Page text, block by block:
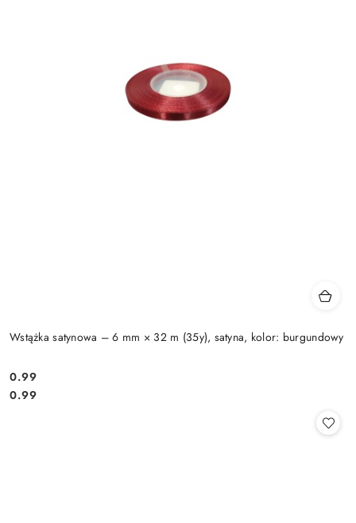
Wstążka satynowa – 6 mm × 32 m (35y), satyna, kolor: burgundowy
Cena:
0.99
Cena:
0.99